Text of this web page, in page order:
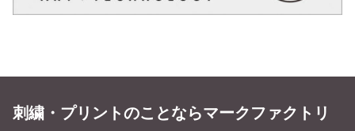
刺繍・プリントのことならマークファクトリ